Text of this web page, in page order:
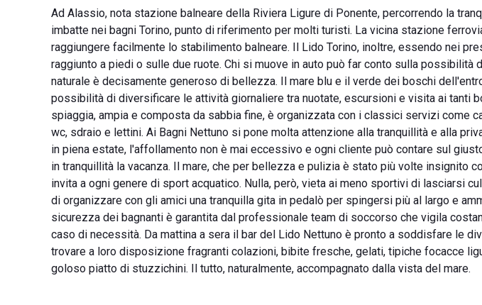
Ad Alassio, nota stazione balneare della Riviera Ligure di Ponente, percorrendo la
imbatte nei bagni Torino, punto di riferimento per molti turisti. La vicina stazione
raggiungere facilmente lo stabilimento balneare. Il Lido Torino, inoltre, essendo nei
raggiunto a piedi o sulle due ruote. Chi si muove in auto può far conto sulla possibilità
naturale è decisamente generoso di bellezza. Il mare blu e il verde dei boschi
possibilità di diversificare le attività giornaliere tra nuotate, escursioni e visita ai tanti
spiaggia, ampia e composta da sabbia fine, è organizzata con i classici servizi come
wc, sdraio e lettini. Ai Bagni Nettuno si pone molta attenzione alla tranquillità e alla
in piena estate, l'affollamento non è mai eccessivo e ogni cliente può contare sul
in tranquillità la vacanza. Il mare, che per bellezza e pulizia è stato più volte insignito
invita a ogni genere di sport acquatico. Nulla, però, vieta ai meno sportivi di lasciarsi
di organizzare con gli amici una tranquilla gita in pedalò per spingersi più al largo e
sicurezza dei bagnanti è garantita dal professionale team di soccorso che vigila
caso di necessità. Da mattina a sera il bar del Lido Nettuno è pronto a soddisfare le
trovare a loro disposizione fragranti colazioni, bibite fresche, gelati, tipiche focacce
goloso piatto di stuzzichini. Il tutto, naturalmente, accompagnato dalla vista del mare.